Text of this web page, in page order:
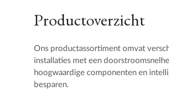
Productoverzicht
Ons productassortiment omvat
installaties met een
hoogwaardige componenten en
besparen.